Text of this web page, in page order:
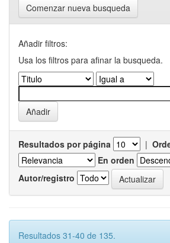
Comenzar nueva busqueda
Añadir filtros:
Usa los filtros para afinar la busqueda.
Resultados por página |
En orden
Autor/registro
Resultados 31-40 de 135.